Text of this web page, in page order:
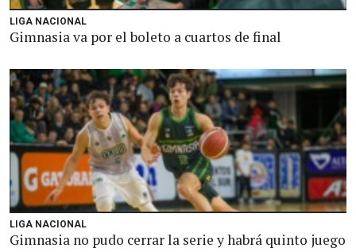
LIGA NACIONAL
Gimnasia va por el boleto a cuartos de final
LIGA NACIONAL
Gimnasia no pudo cerrar la serie y habrá quinto juego